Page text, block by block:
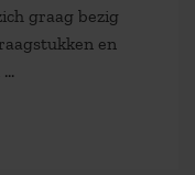
graag bezig
en
…